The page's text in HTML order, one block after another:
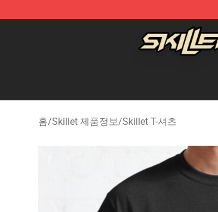
Skillet Shop - Official Skillet Merchandise
홈/Skillet 제품정보/Skillet T-셔츠